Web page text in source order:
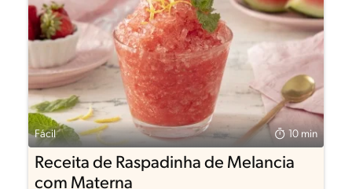
Fácil 10 min
Receita de Raspadinha de Melancia
com Materna